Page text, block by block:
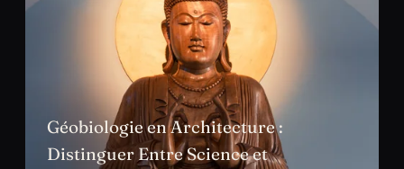
Géobiologie en Architecture :
Distinguer Entre Science et